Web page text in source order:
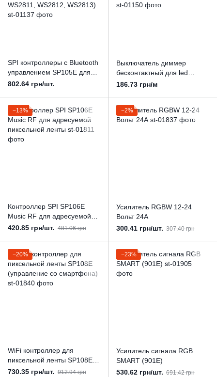
SPI контроллеры с Bluetooth
управлением SP105E для
адресных LED лент (RGB,
802.64 грн/шт.
Выключатель диммер
бесконтактный для led
профиля 5-24В 8А
186.73 грн/м
−13%
Контроллер SPI SP106E
Music RF для адресуемой
пиксельной ленты
420.85 грн/шт. 481.06 грн
−2%
Усилитель RGBW 12-24
Вольт 24А
300.41 грн/шт. 307.40 грн
−20%
WiFi контроллер для
пиксельной ленты SP108E
(управление со смартфона)
730.35 грн/шт. 912.94 грн
−23%
Усилитель сигнала RGB
SMART (901E)
530.62 грн/шт. 691.42 грн